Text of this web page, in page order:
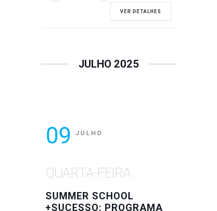
VER DETALHES
JULHO 2025
09 JULHO
QUARTA-FEIRA
SUMMER SCHOOL
+SUCESSO: PROGRAMA